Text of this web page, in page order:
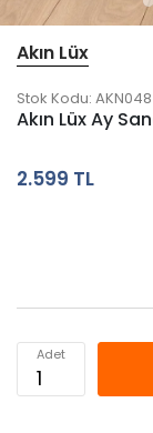
Akın Lüx
Stok Kodu: AKN048
Akın Lüx Ay
2.599 TL
Adet